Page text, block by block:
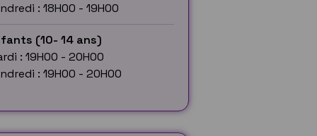
: 18H00 - 19H00
(10- 14 ans)
: 19H00 - 20H00
: 19H00 - 20H00